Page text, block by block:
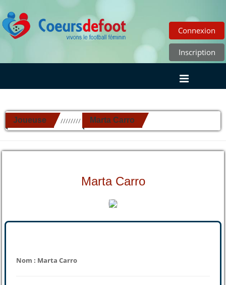
Connexion
Inscription
Joueuse ////////// Marta Carro
Marta Carro
Nom : Marta Carro